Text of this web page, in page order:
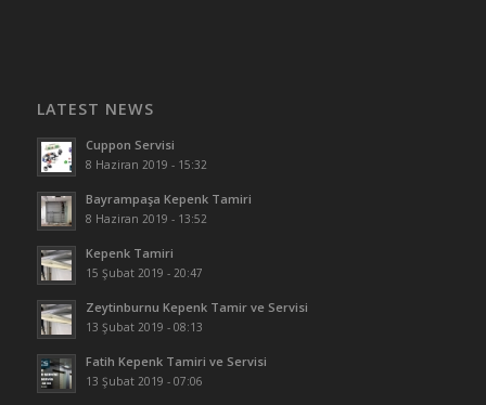
LATEST NEWS
Cuppon Servisi
8 Haziran 2019 - 15:32
Bayrampaşa Kepenk Tamiri
8 Haziran 2019 - 13:52
Kepenk Tamiri
15 Şubat 2019 - 20:47
Zeytinburnu Kepenk Tamir ve Servisi
13 Şubat 2019 - 08:13
Fatih Kepenk Tamiri ve Servisi
13 Şubat 2019 - 07:06